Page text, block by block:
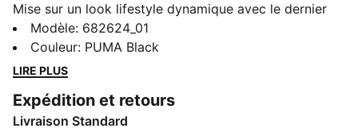
Mise sur un look lifestyle dynamique avec le dernier
pantalon de PUMA. Il est doté d'un logo PUMA Cat
brodé et d'une taille élastique à cordon de serrage
interne pour une coupe parfaitement ajustée. C’est
CARACTÉRISTIQUES + AVANTAGES
Confectionné à partir de matériaux 100 % recyclés,
Modèle: 682624_01
Couleur: PUMA Black
LIRE PLUS
Expédition et retours
Livraison Standard